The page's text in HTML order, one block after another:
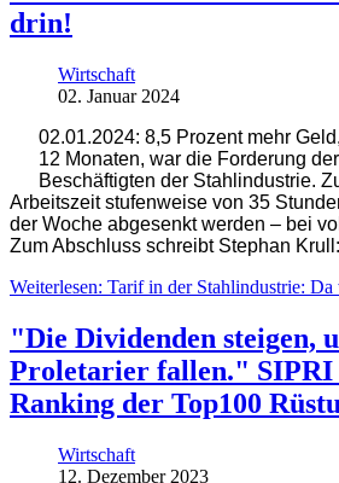
drin!
Wirtschaft
02. Januar 2024
02.01.2024: 8,5 Prozent mehr
12 Monaten, war die Forderung
Beschäftigten der Stahlindustrie.
Arbeitszeit stufenweise von 35
der Woche abgesenkt werden – bei
Zum Abschluss schreibt Stephan
Weiterlesen: Tarif in der Stahlindustrie:
"Die Dividenden steigen,
Proletarier fallen."
Ranking der Top100
Wirtschaft
12. Dezember 2023